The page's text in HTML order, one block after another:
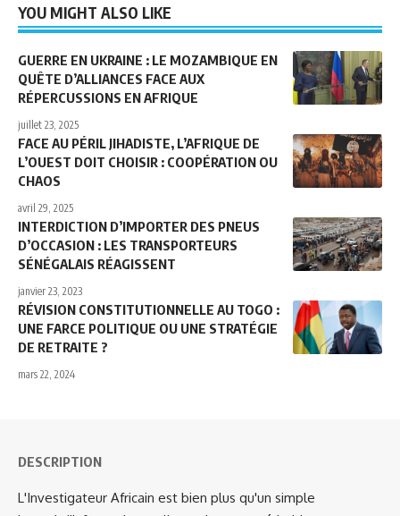
YOU MIGHT ALSO LIKE
GUERRE EN UKRAINE : LE MOZAMBIQUE EN
QUÊTE D’ALLIANCES FACE AUX
RÉPERCUSSIONS EN AFRIQUE
juillet 23, 2025
FACE AU PÉRIL JIHADISTE, L’AFRIQUE DE
L’OUEST DOIT CHOISIR : COOPÉRATION OU
CHAOS
avril 29, 2025
INTERDICTION D’IMPORTER DES PNEUS
D’OCCASION : LES TRANSPORTEURS
SÉNÉGALAIS RÉAGISSENT
janvier 23, 2023
RÉVISION CONSTITUTIONNELLE AU TOGO :
UNE FARCE POLITIQUE OU UNE STRATÉGIE
DE RETRAITE ?
mars 22, 2024
DESCRIPTION
L'Investigateur Africain est bien plus qu'un simple